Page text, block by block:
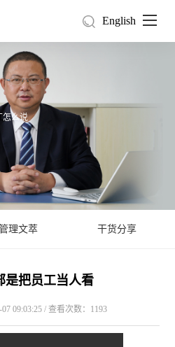
English
怎么说
理文萃 干货分享
是把员工当人看
09:03:25 / 查看次数：1193